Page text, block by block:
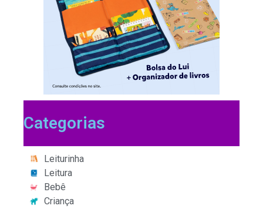
Categorias
Leiturinha
Leitura
Bebê
Criança